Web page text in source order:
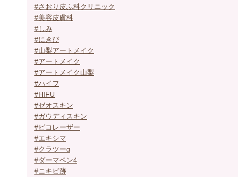
#さおり皮ふ科クリニック
#美容皮膚科
#しみ
#にきび
#山梨アートメイク
#アートメイク
#アートメイク山梨
#ハイフ
#HIFU
#ゼオスキン
#ガウディスキン
#ピコレーザー
#エキシマ
#クラツーα
#ダーマペン4
#ニキビ跡